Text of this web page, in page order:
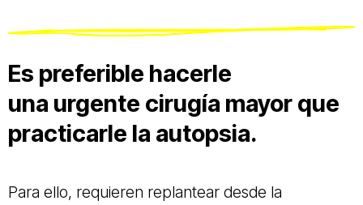
Es preferible hacerle
una urgente cirugía mayor que
practicarle la autopsia.
Para ello, requieren replantear desde la